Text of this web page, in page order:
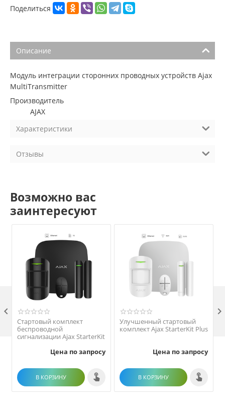
Поделиться
Описание
Модуль интеграции сторонних проводных устройств Ajax
MultiTransmitter
Производитель
AJAX
Характеристики
Отзывы
Возможно вас
заинтересуют
Стартовый комплект
беспроводной
сигнализации Ajax StarterKit
Цена по запросу
В КОРЗИНУ
Улучшенный стартовый
комплект Ajax StarterKit Plus
Цена по запросу
В КОРЗИНУ
 